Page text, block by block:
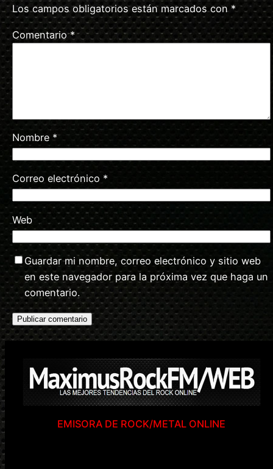
Los campos obligatorios están marcados con *
Comentario*
Nombre *
Correo electrónico *
Web
Guardar mi nombre, correo electrónico y sitio web
en este navegador para la próxima vez que haga un
comentario.
EMISORA DE ROCK/METAL ONLINE